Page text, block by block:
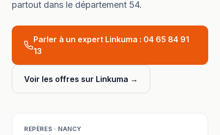
partout dans le département 54.
Parler à un expert Linkuma : 04 65 84 91
13
Voir les offres sur Linkuma →
REPÈRES · NANCY